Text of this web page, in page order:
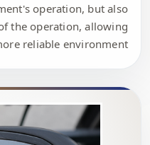
operation, but also
the operation, allowing
reliable environment.